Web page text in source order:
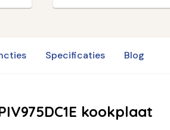
Specificaties Blog
kookplaat